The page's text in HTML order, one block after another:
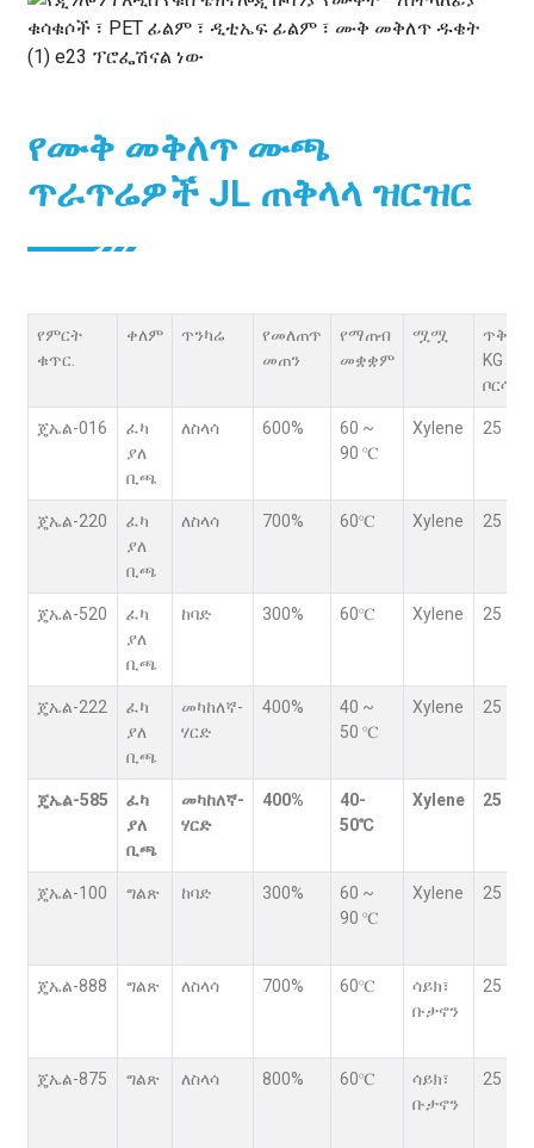
የሙቅ መቅለጥ ሙጫ
ጥራጥሬዎች JL ጠቅላላ ዝርዝር
የምርት
ቁጥር.
ቀለም ጥንካሬ
የመለጠጥ
መጠን
የማጠብ
መቋቋም
ሟሟ
ጥቅል
KG /
ቦርሳ
ጄኤል-016
ፈካ
ያለ
ቢጫ
ለስላሳ 600%
60 ~
90 ℃
Xylene 25
ጄኤል-220
ፈካ
ያለ
ቢጫ
ለስላሳ 700% 60℃ Xylene 25
ጄኤል-520
ፈካ
ያለ
ቢጫ
ከባድ 300% 60℃ Xylene 25
ጄኤል-222
ፈካ
ያለ
ቢጫ
መካከለኛ-
ሃርድ
400%
40 ~
50 ℃
Xylene 25
ጄኤል-585
ፈካ
ያለ
ቢጫ
መካከለኛ-
ሃርድ
400%
40-
50℃
Xylene 25
ጄኤል-100 ግልጽ ከባድ 300%
60 ~
90 ℃
Xylene 25
ጄኤል-888 ግልጽ ለስላሳ 700% 60℃
ሳይክ፣
ቡታኖን
25
ጄኤል-875 ግልጽ ለስላሳ 800% 60℃
ሳይክ፣
ቡታኖን
25